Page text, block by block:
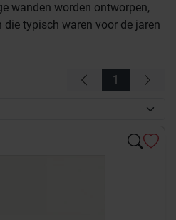
wanden worden ontworpen,
typisch waren voor de jaren
1